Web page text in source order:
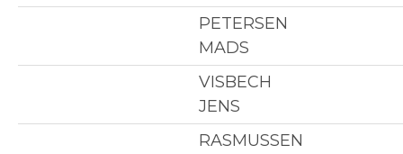
PETERSEN
MADS
VISBECH
JENS
RASMUSSEN